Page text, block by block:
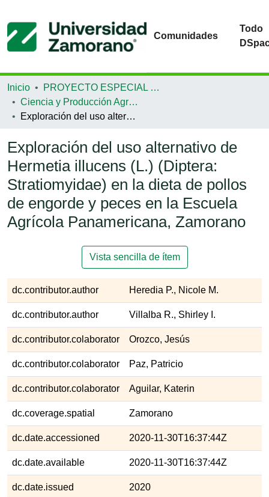
Comunidades
Todo
Inicio
PROYECTO ESPECIAL DE GRADUACIÓN
Ciencia y Producción Agropecuaria
Exploración del uso alternativo de Hermetia illucens (L.) (Diptera: Stratiomyidae) en la dieta de pollos de engorde y peces en la Escuela Agrícola Panamericana, Zamorano
Exploración del uso alternativo de
Hermetia illucens (L.) (Diptera:
Stratiomyidae) en la dieta de pollos
de engorde y peces en la Escuela
Agrícola Panamericana, Zamorano
Vista sencilla de ítem
dc.contributor.author Heredia P., Nicole M.
dc.contributor.author Villalba R., Shirley I.
dc.contributor.colaborator Orozco, Jesús
dc.contributor.colaborator Paz, Patricio
dc.contributor.colaborator Aguilar, Katerin
dc.coverage.spatial Zamorano
dc.date.accessioned 2020-11-30T16:37:44Z
dc.date.available 2020-11-30T16:37:44Z
dc.date.issued 2020